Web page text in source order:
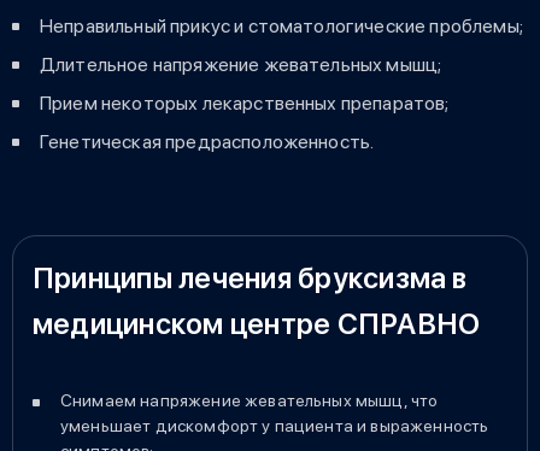
Неправильный прикус и стоматологические проблемы;
Длительное напряжение жевательных мышц;
Прием некоторых лекарственных препаратов;
Генетическая предрасположенность.
Принципы лечения бруксизма в
медицинском центре СПРАВНО
Снимаем напряжение жевательных мышц, что
уменьшает дискомфорт у пациента и выраженность